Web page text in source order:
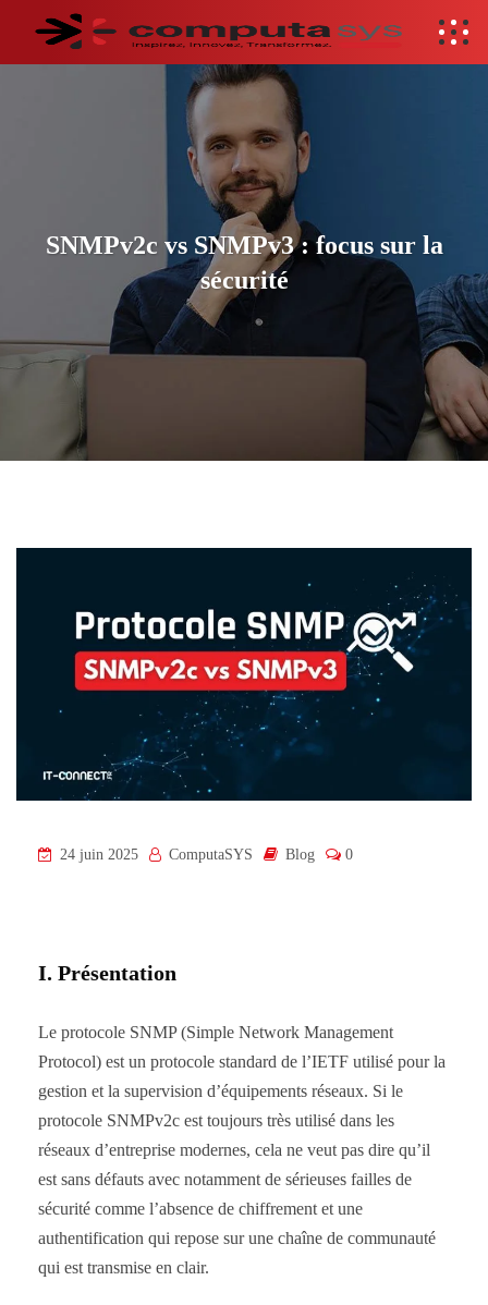
SNMPv2c vs SNMPv3 : focus sur la
sécurité
24 juin 2025 ComputaSYS Blog 0
I. Présentation
Le protocole SNMP (Simple Network Management
Protocol) est un protocole standard de l’IETF utilisé pour la
gestion et la supervision d’équipements réseaux. Si le
protocole SNMPv2c est toujours très utilisé dans les
réseaux d’entreprise modernes, cela ne veut pas dire qu’il
est sans défauts avec notamment de sérieuses failles de
sécurité comme l’absence de chiffrement et une
authentification qui repose sur une chaîne de communauté
qui est transmise en clair.